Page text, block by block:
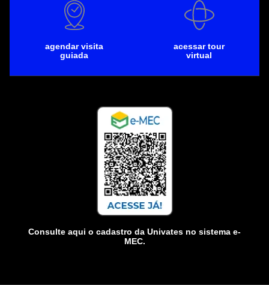
agendar visita
guiada
acessar tour
virtual
Consulte aqui o cadastro da Univates no sistema e-
MEC.